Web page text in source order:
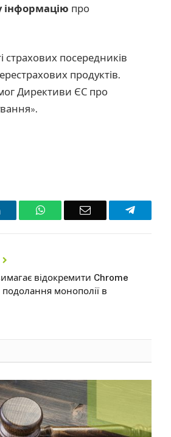
інформацію про
страхових посередників
продуктів.
Директиви ЄС про
WhatsAppEmail Telegram
відокремити Chrome
монополії в